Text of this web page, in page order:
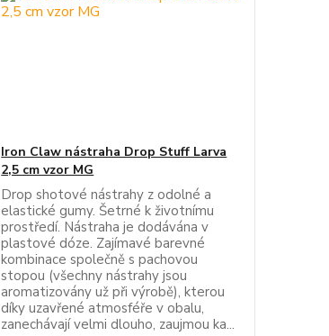
Iron Claw nástraha Drop Stuff Larva
2,5 cm vzor MG
Drop shotové nástrahy z odolné a
elastické gumy. Šetrné k životnímu
prostředí. Nástraha je dodávána v
plastové dóze. Zajímavé barevné
kombinace společně s pachovou
stopou (všechny nástrahy jsou
aromatizovány už při výrobě), kterou
díky uzavřené atmosféře v obalu,
zanechávají velmi dlouho, zaujmou ka...